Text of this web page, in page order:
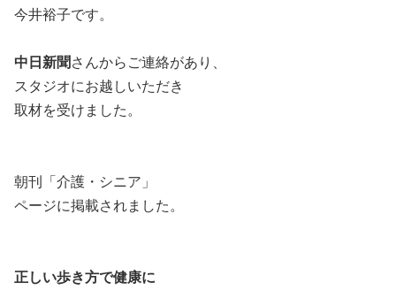
今井裕子です。
中日新聞 さんからご連絡があり、
スタジオにお越しいただき
取材を受けました。
朝刊「介護・シニア」
ページに掲載されました。
正しい歩き方で健康に